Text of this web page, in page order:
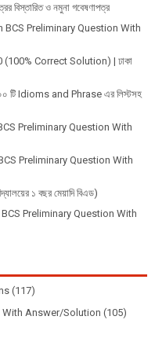
বিস্তারিত ও নমুনা গবেষণাপত্র
13th BCS Preliminary Question With
Correct Solution) | ঢাকা
২০০ টি Idioms and Phrase এর লিস্টসহ
BCS Preliminary Question With
BCS Preliminary Question With
১ বছর মেয়াদি বিএড)
29th BCS Preliminary Question With
(117)
With Answer/Solution (105)